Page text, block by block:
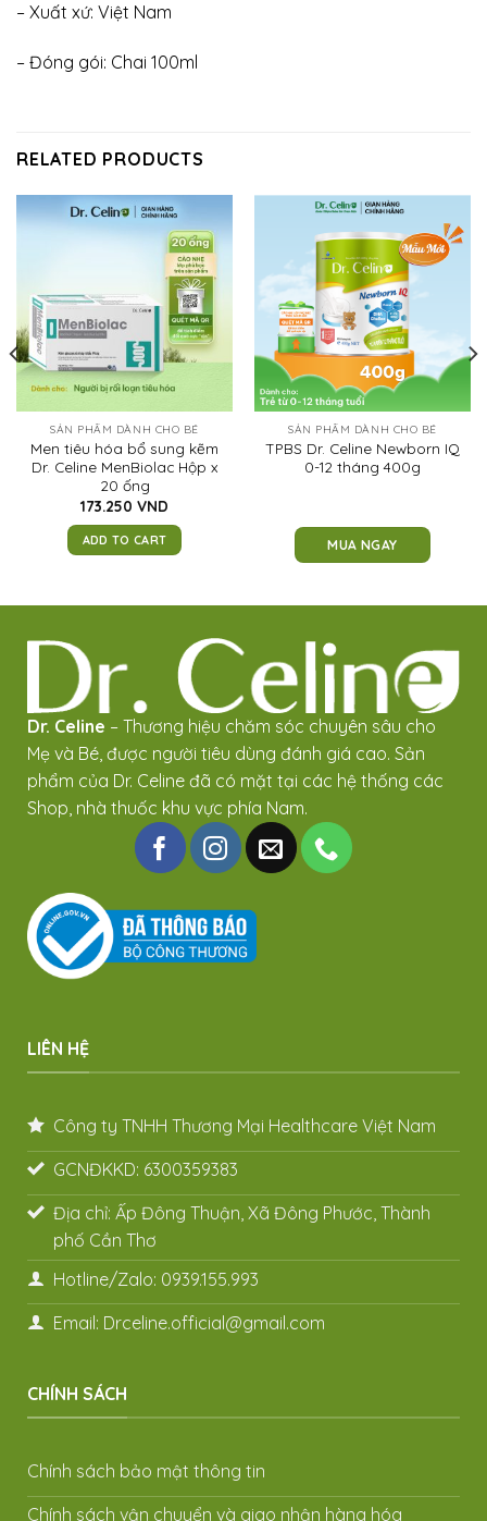
– Xuất xứ: Việt Nam
– Đóng gói: Chai 100ml
RELATED PRODUCTS
SẢN PHẨM DÀNH CHO BÉ
Men tiêu hóa bổ sung kẽm
Dr. Celine MenBiolac Hộp x
20 ống
173.250 VND
ADD TO CART
SẢN PHẨM DÀNH CHO BÉ
TPBS Dr. Celine Newborn IQ
0-12 tháng 400g
MUA NGAY
Dr. Celine – Thương hiệu chăm sóc chuyên sâu cho
Mẹ và Bé, được người tiêu dùng đánh giá cao. Sản
phẩm của Dr. Celine đã có mặt tại các hệ thống các
Shop, nhà thuốc khu vực phía Nam.
LIÊN HỆ
Công ty TNHH Thương Mại Healthcare Việt Nam
GCNĐKKD: 6300359383
Địa chỉ: Ấp Đông Thuận, Xã Đông Phước, Thành
phố Cần Thơ
Hotline/Zalo: 0939.155.993
Email: Drceline.official@gmail.com
CHÍNH SÁCH
Chính sách bảo mật thông tin
Chính sách vận chuyển và giao nhận hàng hóa